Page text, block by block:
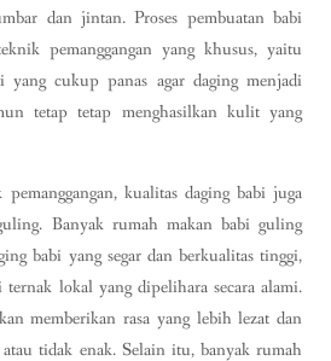
dan jintan. Proses pembuatan babi
pemanggangan yang khusus, yaitu
yang cukup panas agar daging menjadi
tetap tetap menghasilkan kulit yang
kualitas daging babi juga
Banyak rumah makan babi guling
babi yang segar dan berkualitas tinggi,
lokal yang dipelihara secara alami.
memberikan rasa yang lebih lezat dan
tidak enak. Selain itu, banyak rumah